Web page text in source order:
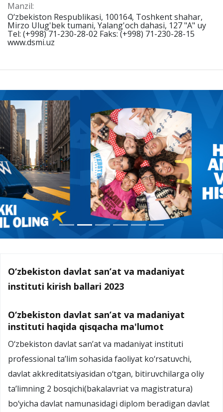
Manzil:
О‘zbekiston Respublikasi, 100164, Toshkent shahar,
Mirzo Ulug'bek tumani, Yalang'och dahasi, 127 "A" uy
Tel: (+998) 71-230-28-02 Faks: (+998) 71-230-28-15
www.dsmi.uz
O‘zbekiston davlat san’at va madaniyat
instituti kirish ballari 2023
O‘zbekiston davlat san’at va madaniyat
instituti haqida qisqacha ma'lumot
О‘zbekiston davlat san’at va madaniyat instituti
professional ta’lim sohasida faoliyat kо‘rsatuvchi,
davlat akkreditatsiyasidan о‘tgan, bitiruvchilarga oliy
ta’limning 2 bosqichi(bakalavriat va magistratura)
bо‘yicha davlat namunasidagi diplom beradigan davlat